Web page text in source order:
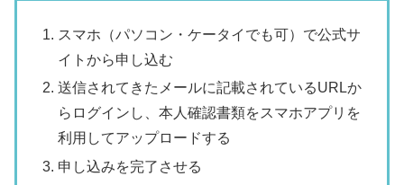
スマホ（パソコン・ケータイでも可）で公式サ
イトから申し込む
送信されてきたメールに記載されているURLか
らログインし、本人確認書類をスマホアプリを
利用してアップロードする
申し込みを完了させる